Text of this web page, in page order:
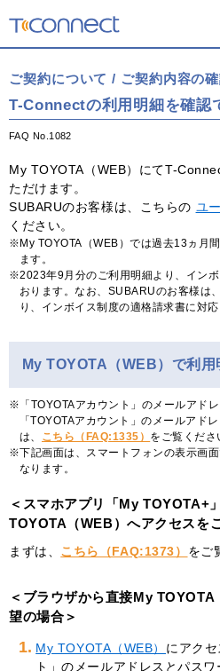
ご契約について / ご契約内容の
T-Connectの利用明細を確認
FAQ No.1082
My TOYOTA（WEB）にてT-
ただけます。
SUBARUのお客様は、こちらの ユ
ください。
My TOYOTA（WEB）では過去13ヵ月
ます。
2023年9月分のご利用明細より、イン
おります。なお、SUBARUのお客様は
り、インボイス制度の適格請求書に対応
My TOYOTA（WEB）で利
「TOYOTAアカウント」のメールアド
「TOYOTAアカウント」のメールアド
は、 こちら（FAQ:1335） をご覧くださ
下記画面は、スマートフォンの表示画
なります。
＜スマホアプリ「My TOYOTA+
TOYOTA（WEB）へアクセスを
まずは、 こちら（FAQ:1373） をご
＜ブラウザから直接My
望の場合＞
1. My TOYOTA（WEB） にアク
ト」のメールアドレスとパス